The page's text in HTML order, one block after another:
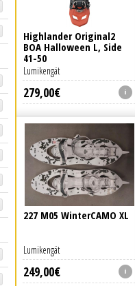
Highlander Original2
BOA Halloween L, Side
41-50
279,00€
Lumikengät
227 M05 WinterCAMO XL
249,00€
Lumikengät